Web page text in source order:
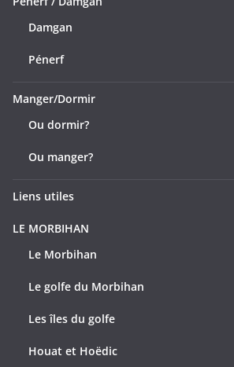
Damgan
Pénerf
Manger/Dormir
Ou dormir?
Ou manger?
Liens utiles
LE MORBIHAN
Le Morbihan
Le golfe du Morbihan
Les îles du golfe
Houat et Hoëdic